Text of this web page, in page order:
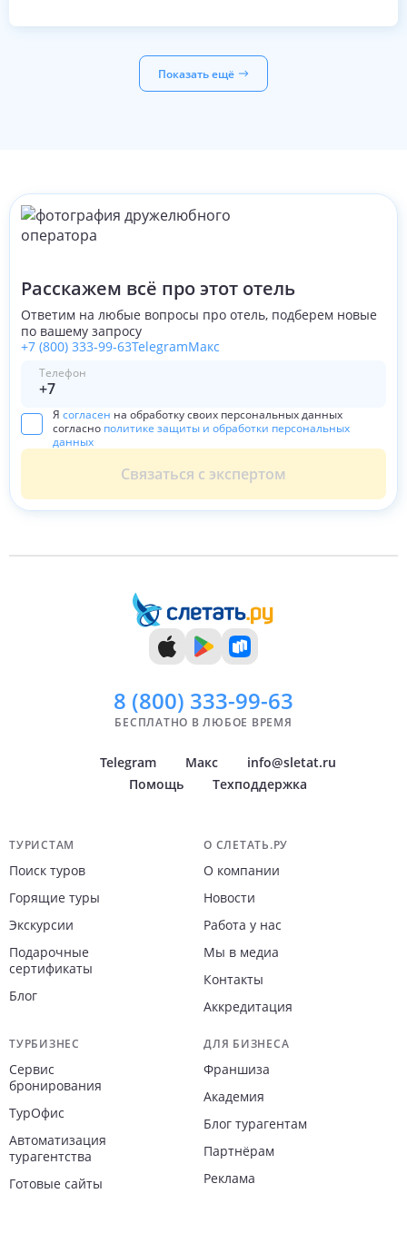
Показать ещё
Расскажем всё про этот отель
Ответим на любые вопросы про отель, подберем новые
по вашему запросу
+7 (800) 333-99-63TelegramМакс
Телефон
Я согласен на обработку своих персональных данных
согласно политике защиты и обработки персональных
данных
Связаться с экспертом
8 (800) 333-99-63
БЕСПЛАТНО В ЛЮБОЕ ВРЕМЯ
Telegram Макс
info@sletat.ru
Помощь
Техподдержка
Навигация по сайту
ТУРИСТАМ
Поиск туров
Горящие туры
Экскурсии
Подарочные
сертификаты
Блог
О СЛЕТАТЬ.РУ
О компании
Новости
Работа у нас
Мы в медиа
Контакты
Аккредитация
ТУРБИЗНЕС
Сервис
бронирования
ТурОфис
Автоматизация
турагентства
Готовые сайты
ДЛЯ БИЗНЕСА
Франшиза
Академия
Блог турагентам
Партнёрам
Реклама